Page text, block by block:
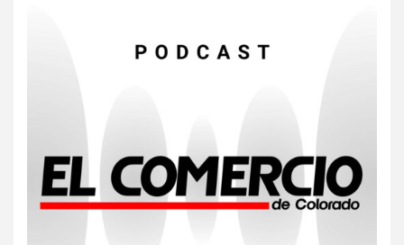
precio
8 • ESTADOS UNIDOS HOGAR Y SALUD